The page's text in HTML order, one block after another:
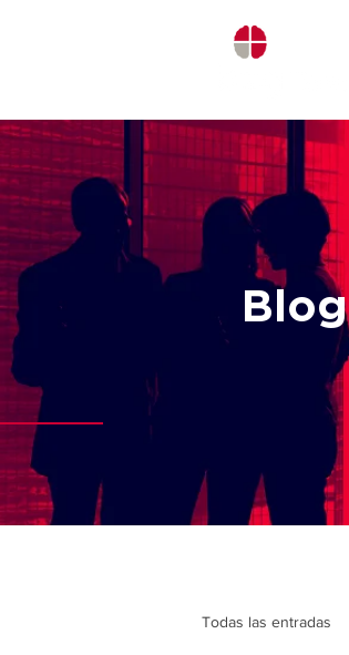
Blog
Todas las entradas